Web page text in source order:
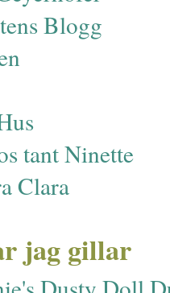
Blogg
tant Ninette
Clara
jag gillar